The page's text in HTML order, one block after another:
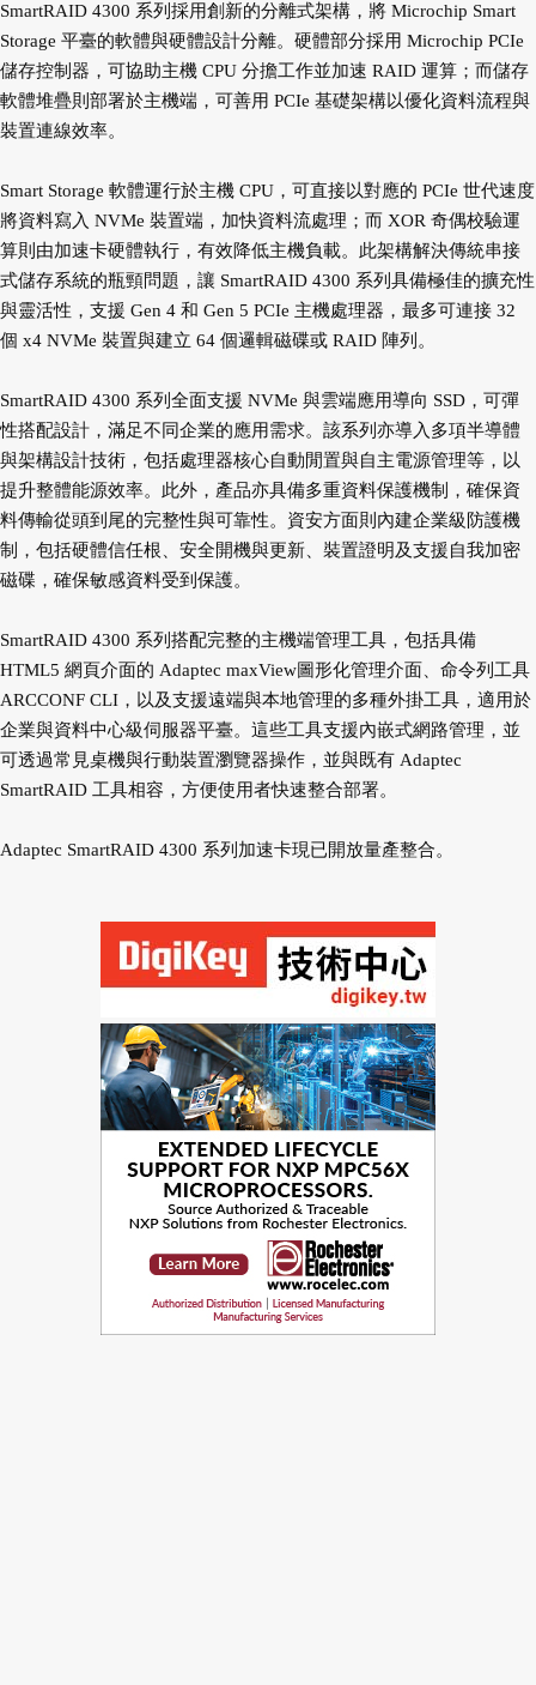
SmartRAID 4300 系列採用創新的分離式架構，將 Microchip Smart
Storage 平臺的軟體與硬體設計分離。硬體部分採用 Microchip PCIe
儲存控制器，可協助主機 CPU 分擔工作並加速 RAID 運算；而儲存
軟體堆疊則部署於主機端，可善用 PCIe 基礎架構以優化資料流程與
裝置連線效率。
Smart Storage 軟體運行於主機 CPU，可直接以對應的 PCIe 世代速度
將資料寫入 NVMe 裝置端，加快資料流處理；而 XOR 奇偶校驗運
算則由加速卡硬體執行，有效降低主機負載。此架構解決傳統串接
式儲存系統的瓶頸問題，讓 SmartRAID 4300 系列具備極佳的擴充性
與靈活性，支援 Gen 4 和 Gen 5 PCIe 主機處理器，最多可連接 32
個 x4 NVMe 裝置與建立 64 個邏輯磁碟或 RAID 陣列。
SmartRAID 4300 系列全面支援 NVMe 與雲端應用導向 SSD，可彈
性搭配設計，滿足不同企業的應用需求。該系列亦導入多項半導體
與架構設計技術，包括處理器核心自動閒置與自主電源管理等，以
提升整體能源效率。此外，產品亦具備多重資料保護機制，確保資
料傳輸從頭到尾的完整性與可靠性。資安方面則內建企業級防護機
制，包括硬體信任根、安全開機與更新、裝置證明及支援自我加密
磁碟，確保敏感資料受到保護。
SmartRAID 4300 系列搭配完整的主機端管理工具，包括具備
HTML5 網頁介面的 Adaptec maxView圖形化管理介面、命令列工具
ARCCONF CLI，以及支援遠端與本地管理的多種外掛工具，適用於
企業與資料中心級伺服器平臺。這些工具支援內嵌式網路管理，並
可透過常見桌機與行動裝置瀏覽器操作，並與既有 Adaptec
SmartRAID 工具相容，方便使用者快速整合部署。
Adaptec SmartRAID 4300 系列加速卡現已開放量產整合。